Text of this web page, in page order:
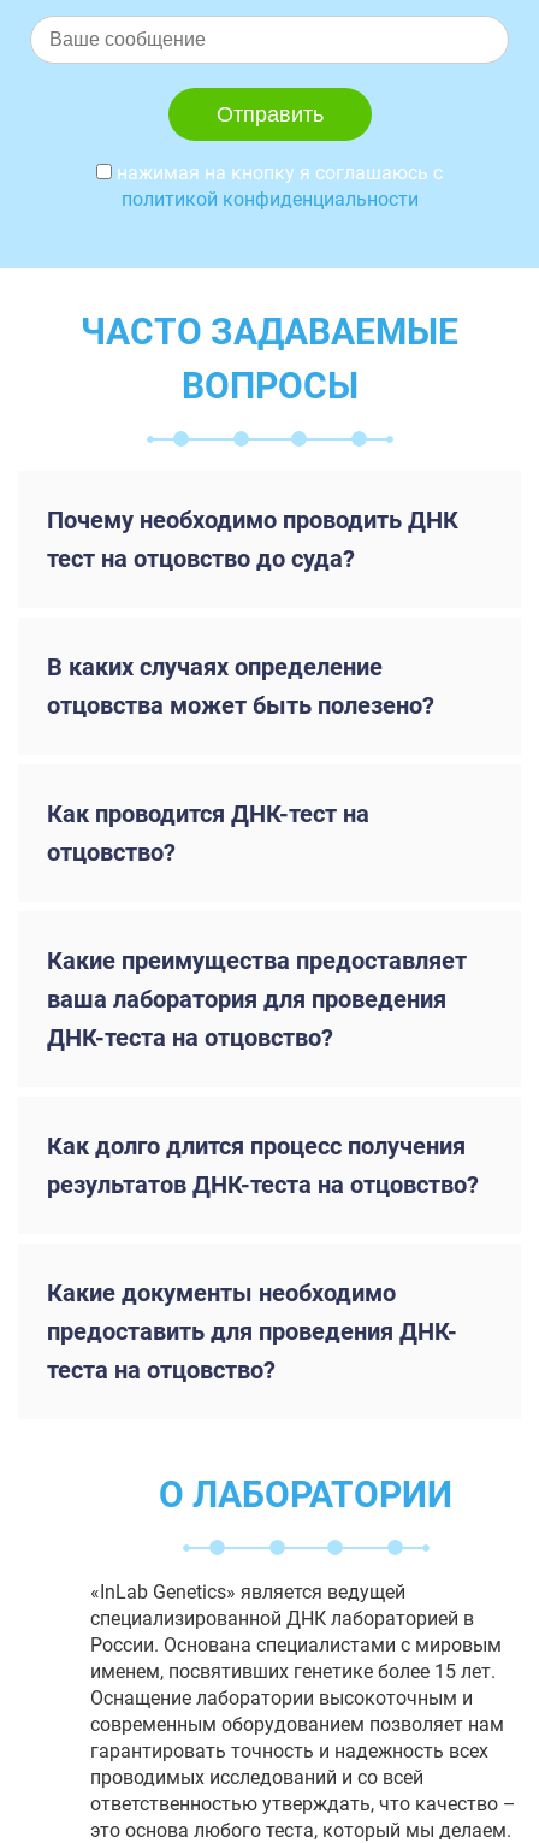
нажимая на кнопку я соглашаюсь с
политикой конфиденциальности
ЧАСТО ЗАДАВАЕМЫЕ
ВОПРОСЫ
Почему необходимо проводить ДНК
тест на отцовство до суда?
В каких случаях определение
отцовства может быть полезено?
Как проводится ДНК-тест на
отцовство?
Какие преимущества предоставляет
ваша лаборатория для проведения
ДНК-теста на отцовство?
Как долго длится процесс получения
результатов ДНК-теста на отцовство?
Какие документы необходимо
предоставить для проведения ДНК-
теста на отцовство?
О ЛАБОРАТОРИИ
«InLab Genetics» является ведущей
специализированной ДНК лабораторией в
России. Основана специалистами с мировым
именем, посвятивших генетике более 15 лет.
Оснащение лаборатории высокоточным и
современным оборудованием позволяет нам
гарантировать точность и надежность всех
проводимых исследований и со всей
ответственностью утверждать, что качество –
это основа любого теста, который мы делаем.